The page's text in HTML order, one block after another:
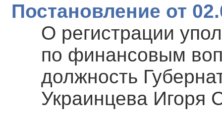
Постановление от
О регистрации
по финансовым
должность
Украинцева Игоря